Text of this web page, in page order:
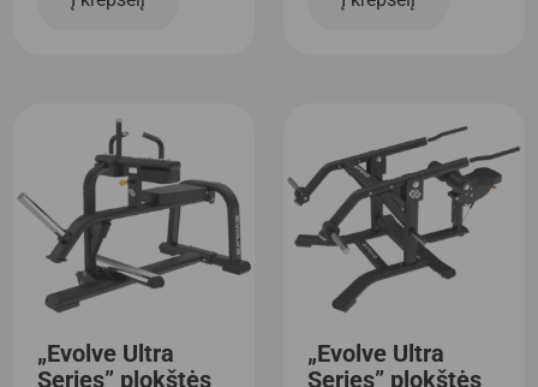
„Evolve Ultra
Series” plokštės
„Evolve Ultra
Series” plokštės